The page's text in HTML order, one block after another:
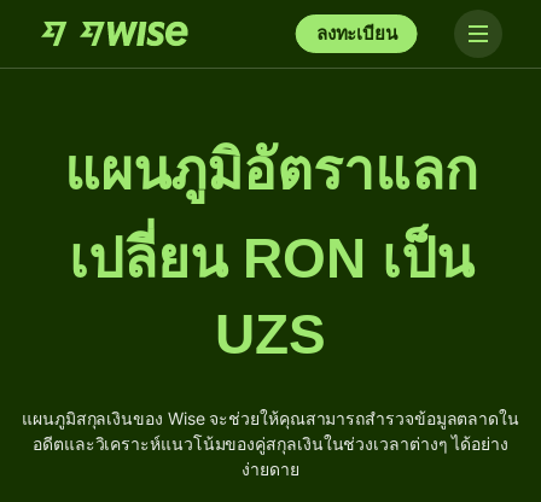
ลงทะเบียน
แผนภูมิอัตราแลก
เปลี่ยน RON เป็น
UZS
แผนภูมิสกุลเงินของ Wise จะช่วยให้คุณสามารถสำรวจข้อมูลตลาดใน
อดีตและวิเคราะห์แนวโน้มของคู่สกุลเงินในช่วงเวลาต่างๆ ได้อย่าง
ง่ายดาย